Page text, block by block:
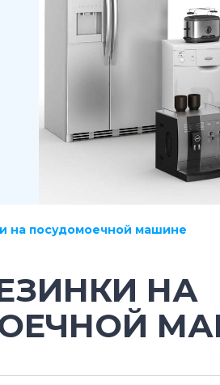
на посудомоечной машине
НА